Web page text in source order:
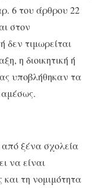
6 του άρθρου 22
στον
δεν τιμωρείται
η διοικητική ή
υποβλήθηκαν τα
ξένα σχολεία
να είναι
τη νομιμότητα